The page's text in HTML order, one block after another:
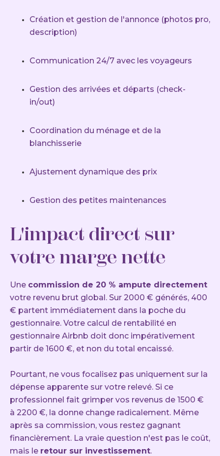
Création et gestion de l'annonce (photos pro,
description)
Communication 24/7 avec les voyageurs
Gestion des arrivées et départs (check-
in/out)
Coordination du ménage et de la
blanchisserie
Ajustement dynamique des prix
Gestion des petites maintenances
L'impact direct sur
votre marge nette
Une commission de 20 % ampute directement
votre revenu brut global. Sur 2000 € générés, 400
€ partent immédiatement dans la poche du
gestionnaire. Votre calcul de rentabilité en
gestionnaire Airbnb doit donc impérativement
partir de 1600 €, et non du total encaissé.
Pourtant, ne vous focalisez pas uniquement sur la
dépense apparente sur votre relevé. Si ce
professionnel fait grimper vos revenus de 1500 €
à 2200 €, la donne change radicalement. Même
après sa commission, vous restez gagnant
financièrement. La vraie question n'est pas le coût,
mais le retour sur investissement.